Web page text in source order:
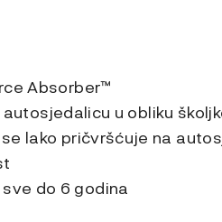
Absorber™
u obliku
lako pričvršćuje na
do 6 godina